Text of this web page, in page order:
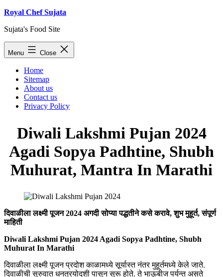
Skip
content
Royal Chef Sujata
Sujata's Food Site
Menu Close
Home
Sitemap
About us
Contact us
Privacy Policy
Diwali Lakshmi Pujan 2024
Agadi Sopya Padhtine, Shubh
Muhurat, Mantra In Marathi
दिवाळीला लक्ष्मी पूजन 2024 अगदी सोप्या पद्धतीने कसे करावे, शुभ मुहूर्त, संपूर्ण
माहिती
Diwali Lakshmi Pujan 2024 Agadi Sopya Padhtine, Shubh
Muhurat In Marathi
दिवाळीला लक्ष्मी पूजन प्रदोश काळामध्ये सूर्यास्त नंतर मुहूर्तमध्ये केले जाते.
दिवाळीची सुरुवात धनत्रयोदशी पासुन सुरू होते. ते भाऊबीज पर्यन्त असते